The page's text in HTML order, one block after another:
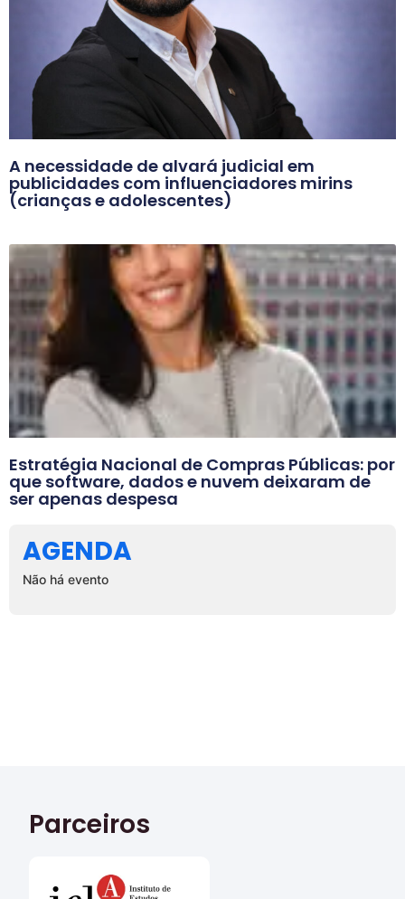
A necessidade de alvará judicial em
publicidades com influenciadores mirins
(crianças e adolescentes)
Estratégia Nacional de Compras Públicas: por
que software, dados e nuvem deixaram de
ser apenas despesa
AGENDA
Não há evento
Parceiros